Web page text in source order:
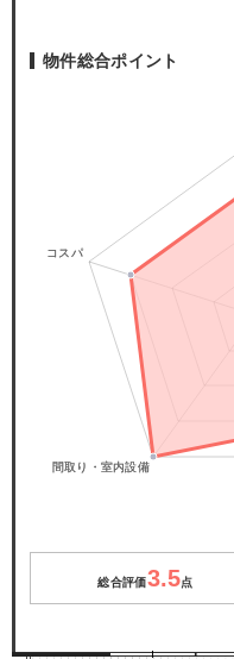
物件総合ポイント
総合評価3.5点